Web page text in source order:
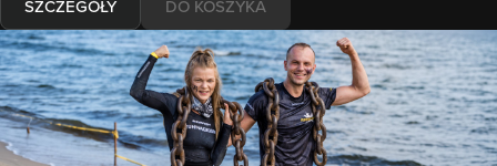
SZCZEGÓŁY DO KOSZYKA
12-13.09.2026
Runmageddon
ERGO ARENA GDAŃSK/SOPOT
Wybierz formułę